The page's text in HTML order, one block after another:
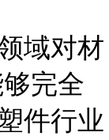
域对材
完全
件行业